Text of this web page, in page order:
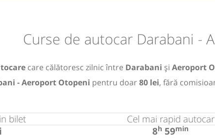
Curse de autocar Darabani -
care călătoresc zilnic între Darabani și Aeroport
- Aeroport Otopeni pentru doar80 lei, fără
bilet
Cel mai rapid autocar
8h 59min